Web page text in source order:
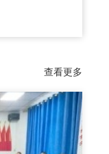
的影响力。科
开展中西医结
”，2011年与
国家重点实验
血管专业”，
查看更多